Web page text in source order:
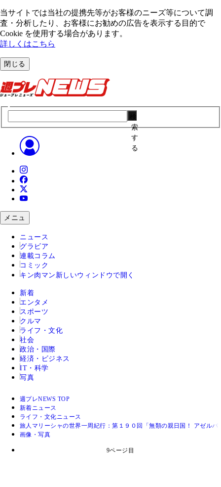
当サイトでは当社の提携先等がお客様のニーズ等について調
査・分析したり、お客様にお勧めの広告を表⽰する⽬的で
Cookie を使⽤する場合があります。
詳しくはこちら
閉じる
索
す
る
メニュ
ニュース
グラビア
連載コラム
コミック
キン肉マン 新しいウィンドウで開く
新着
エンタメ
スポーツ
クルマ
ライフ・文化
社会
政治・国際
経済・ビジネス
IT・科学
写真
週プレNEWS TOP
新着ニュース
ライフ・文化ニュース
旅人マリーシャの世界一周紀行：第１９０回「無類の親日国！ アゼル
画像・写真
9ページ目